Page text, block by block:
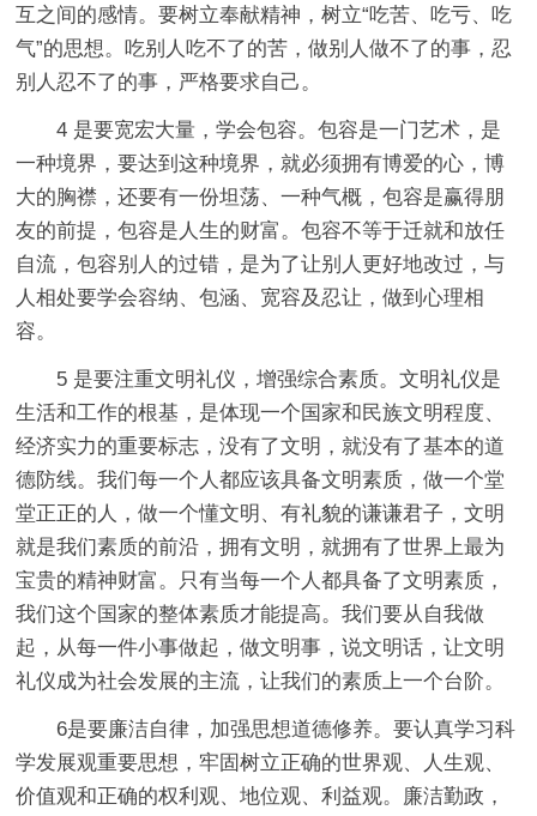
互之间的感情。要树立奉献精神，树立“吃苦、吃亏、吃
气”的思想。吃别人吃不了的苦，做别人做不了的事，忍
别人忍不了的事，严格要求自己。
4 是要宽宏大量，学会包容。包容是一门艺术，是
一种境界，要达到这种境界，就必须拥有博爱的心，博
大的胸襟，还要有一份坦荡、一种气概，包容是赢得朋
友的前提，包容是人生的财富。包容不等于迁就和放任
自流，包容别人的过错，是为了让别人更好地改过，与
人相处要学会容纳、包涵、宽容及忍让，做到心理相
容。
5 是要注重文明礼仪，增强综合素质。文明礼仪是
生活和工作的根基，是体现一个国家和民族文明程度、
经济实力的重要标志，没有了文明，就没有了基本的道
德防线。我们每一个人都应该具备文明素质，做一个堂
堂正正的人，做一个懂文明、有礼貌的谦谦君子，文明
就是我们素质的前沿，拥有文明，就拥有了世界上最为
宝贵的精神财富。只有当每一个人都具备了文明素质，
我们这个国家的整体素质才能提高。我们要从自我做
起，从每一件小事做起，做文明事，说文明话，让文明
礼仪成为社会发展的主流，让我们的素质上一个台阶。
6是要廉洁自律，加强思想道德修养。要认真学习科
学发展观重要思想，牢固树立正确的世界观、人生观、
价值观和正确的权利观、地位观、利益观。廉洁勤政，